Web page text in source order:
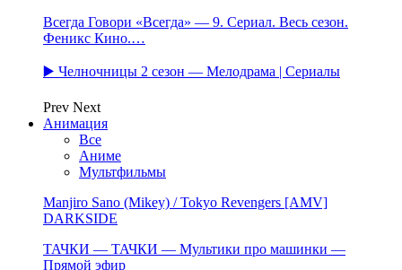
Всегда Говори «Всегда» — 9. Сериал. Весь сезон.
Феникс Кино.…
▶️ Челночницы 2 сезон — Мелодрама | Сериалы
Prev Next
Анимация
Все
Аниме
Мультфильмы
Manjiro Sano (Mikey) / Tokyo Revengers [AMV]
DARKSIDE
ТАЧКИ — ТАЧКИ — Мультики про машинки —
Прямой эфир